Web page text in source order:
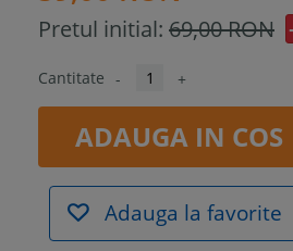
Pretul initial: 69,00 RON
Cantitate - +
ADAUGA IN COS
Adauga la favorite